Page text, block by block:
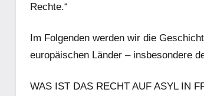
Rechte.“
Im Folgenden werden wir die
europäischen Länder – insbesondere
WAS IST DAS RECHT AUF ASYL IN